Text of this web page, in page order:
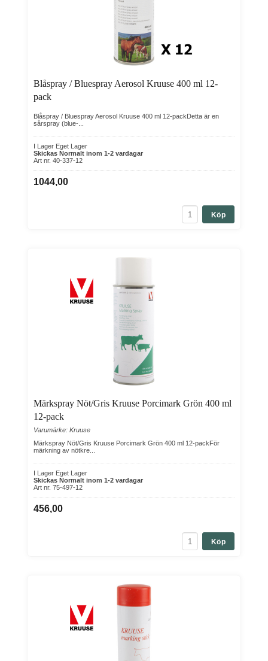
Blåspray / Bluespray Aerosol Kruuse 400 ml 12-
pack
Blåspray / Bluespray Aerosol Kruuse 400 ml 12-packDetta är en
sårspray (blue-...
I Lager Eget Lager
Skickas Normalt inom 1-2 vardagar
Art nr. 40-337-12
1044,00
Köp
Märkspray Nöt/Gris Kruuse Porcimark Grön 400 ml
12-pack
Varumärke: Kruuse
Märkspray Nöt/Gris Kruuse Porcimark Grön 400 ml 12-packFör
märkning av nötkre...
I Lager Eget Lager
Skickas Normalt inom 1-2 vardagar
Art nr. 75-497-12
456,00
Köp